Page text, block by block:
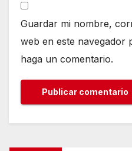
Guardar mi nombre,
web en este navegador
haga un comentario.